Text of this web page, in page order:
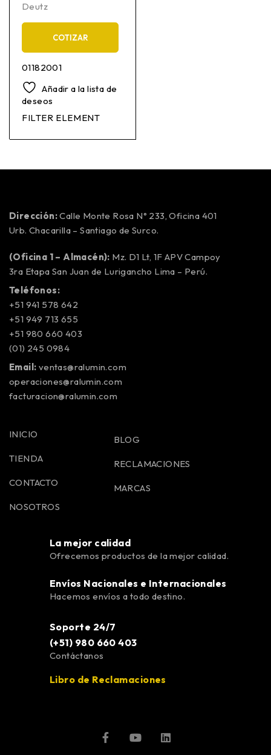
Deutz
COTIZAR
01182001
Añadir a la lista de
deseos
FILTER ELEMENT
Dirección:Calle Monte Rosa N° 233, Oficina 401
Urb. Chacarilla – Santiago de Surco.
(Oficina 1 – Almacén): Mz. D1 Lt, 1F APV Campoy
3ra Etapa San Juan de Lurigancho Lima – Perú.
Teléfonos:
+51 941 578 642
+51 949 713 655
+51 980 660 403
(01) 245 0984
Email: ventas@ralumin.com
operaciones@ralumin.com
facturacion@ralumin.com
INICIO
TIENDA
CONTACTO
NOSOTROS
BLOG
RECLAMACIONES
MARCAS
La mejor calidad
Ofrecemos productos de la mejor calidad.
Envíos Nacionales e Internacionales
Hacemos envíos a todo destino.
Soporte 24/7
(+51) 980 660 403
Contáctanos
Libro de Reclamaciones